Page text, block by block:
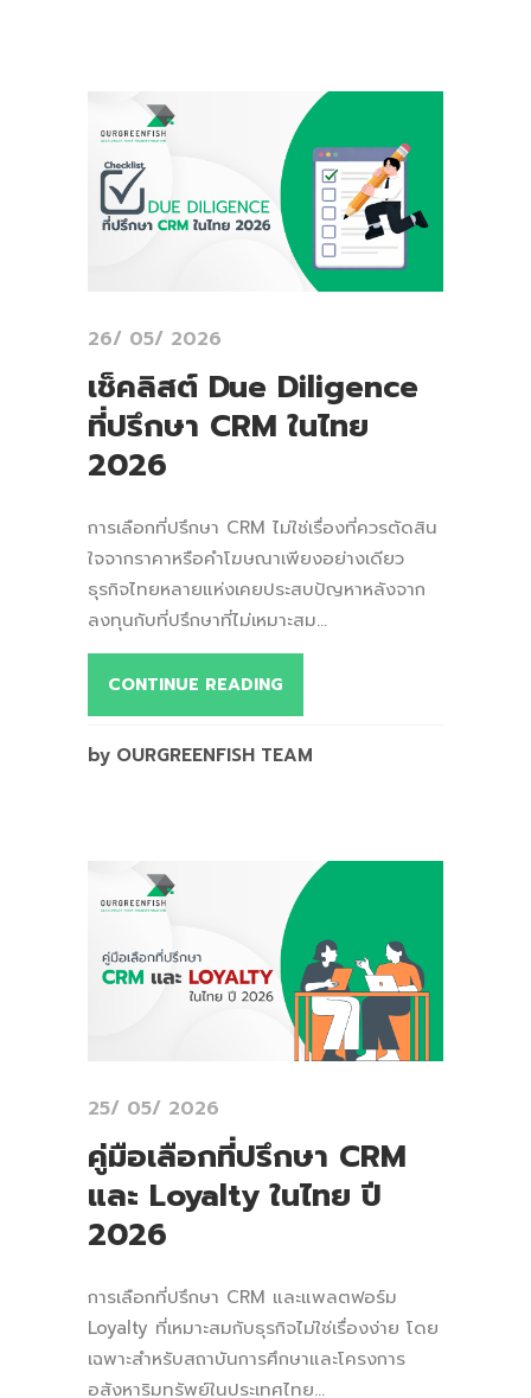
26/ 05/ 2026
เช็คลิสต์ Due Diligence
ที่ปรึกษา CRM ในไทย
2026
การเลือกที่ปรึกษา CRM ไม่ใช่เรื่องที่ควรตัดสิน
ใจจากราคาหรือคำโฆษณาเพียงอย่างเดียว
ธุรกิจไทยหลายแห่งเคยประสบปัญหาหลังจาก
ลงทุนกับที่ปรึกษาที่ไม่เหมาะสม...
CONTINUE READING
by OURGREENFISH TEAM
25/ 05/ 2026
คู่มือเลือกที่ปรึกษา CRM
และ Loyalty ในไทย ปี
2026
การเลือกที่ปรึกษา CRM และแพลตฟอร์ม
Loyalty ที่เหมาะสมกับธุรกิจไม่ใช่เรื่องง่าย โดย
เฉพาะสำหรับสถาบันการศึกษาและโครงการ
อสังหาริมทรัพย์ในประเทศไทย...